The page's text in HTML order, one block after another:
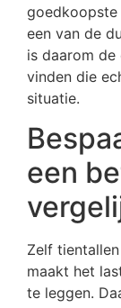
goedkoopste
een van de
is daarom de
vinden die
situatie.
een
Zelf
maakt het
te leggen.